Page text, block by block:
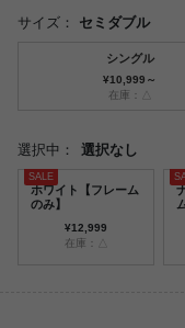
サイズ： セミダブル
シングル
¥10,999～
在庫：△
選択中： 選択なし
ホワイト【フレーム
のみ】
¥12,999
在庫：△